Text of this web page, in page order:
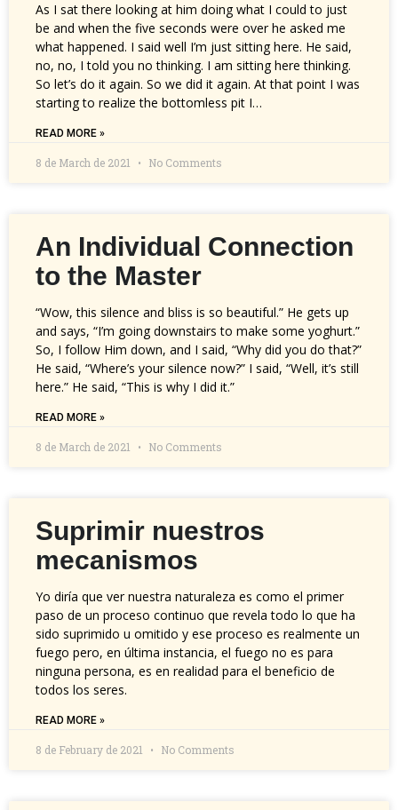
As I sat there looking at him doing what I could to just
be and when the five seconds were over he asked me
what happened. I said well I’m just sitting here. He said,
no, no, I told you no thinking. I am sitting here thinking.
So let’s do it again. So we did it again. At that point I was
starting to realize the bottomless pit I…
READ MORE »
8 de March de 2021 No Comments
An Individual Connection
to the Master
“Wow, this silence and bliss is so beautiful.” He gets up
and says, “I’m going downstairs to make some yoghurt.”
So, I follow Him down, and I said, “Why did you do that?”
He said, “Where’s your silence now?” I said, “Well, it’s still
here.” He said, “This is why I did it.”
READ MORE »
8 de March de 2021 No Comments
Suprimir nuestros
mecanismos
Yo diría que ver nuestra naturaleza es como el primer
paso de un proceso continuo que revela todo lo que ha
sido suprimido u omitido y ese proceso es realmente un
fuego pero, en última instancia, el fuego no es para
ninguna persona, es en realidad para el beneficio de
todos los seres.
READ MORE »
8 de February de 2021 No Comments